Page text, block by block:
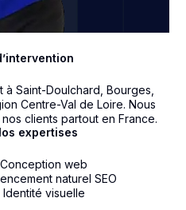
expertises
Conception web
naturel SEO
Identité visuelle
Saint-Doulchard, Bourges,
Centre-Val de Loire. Nous
clients partout en France.